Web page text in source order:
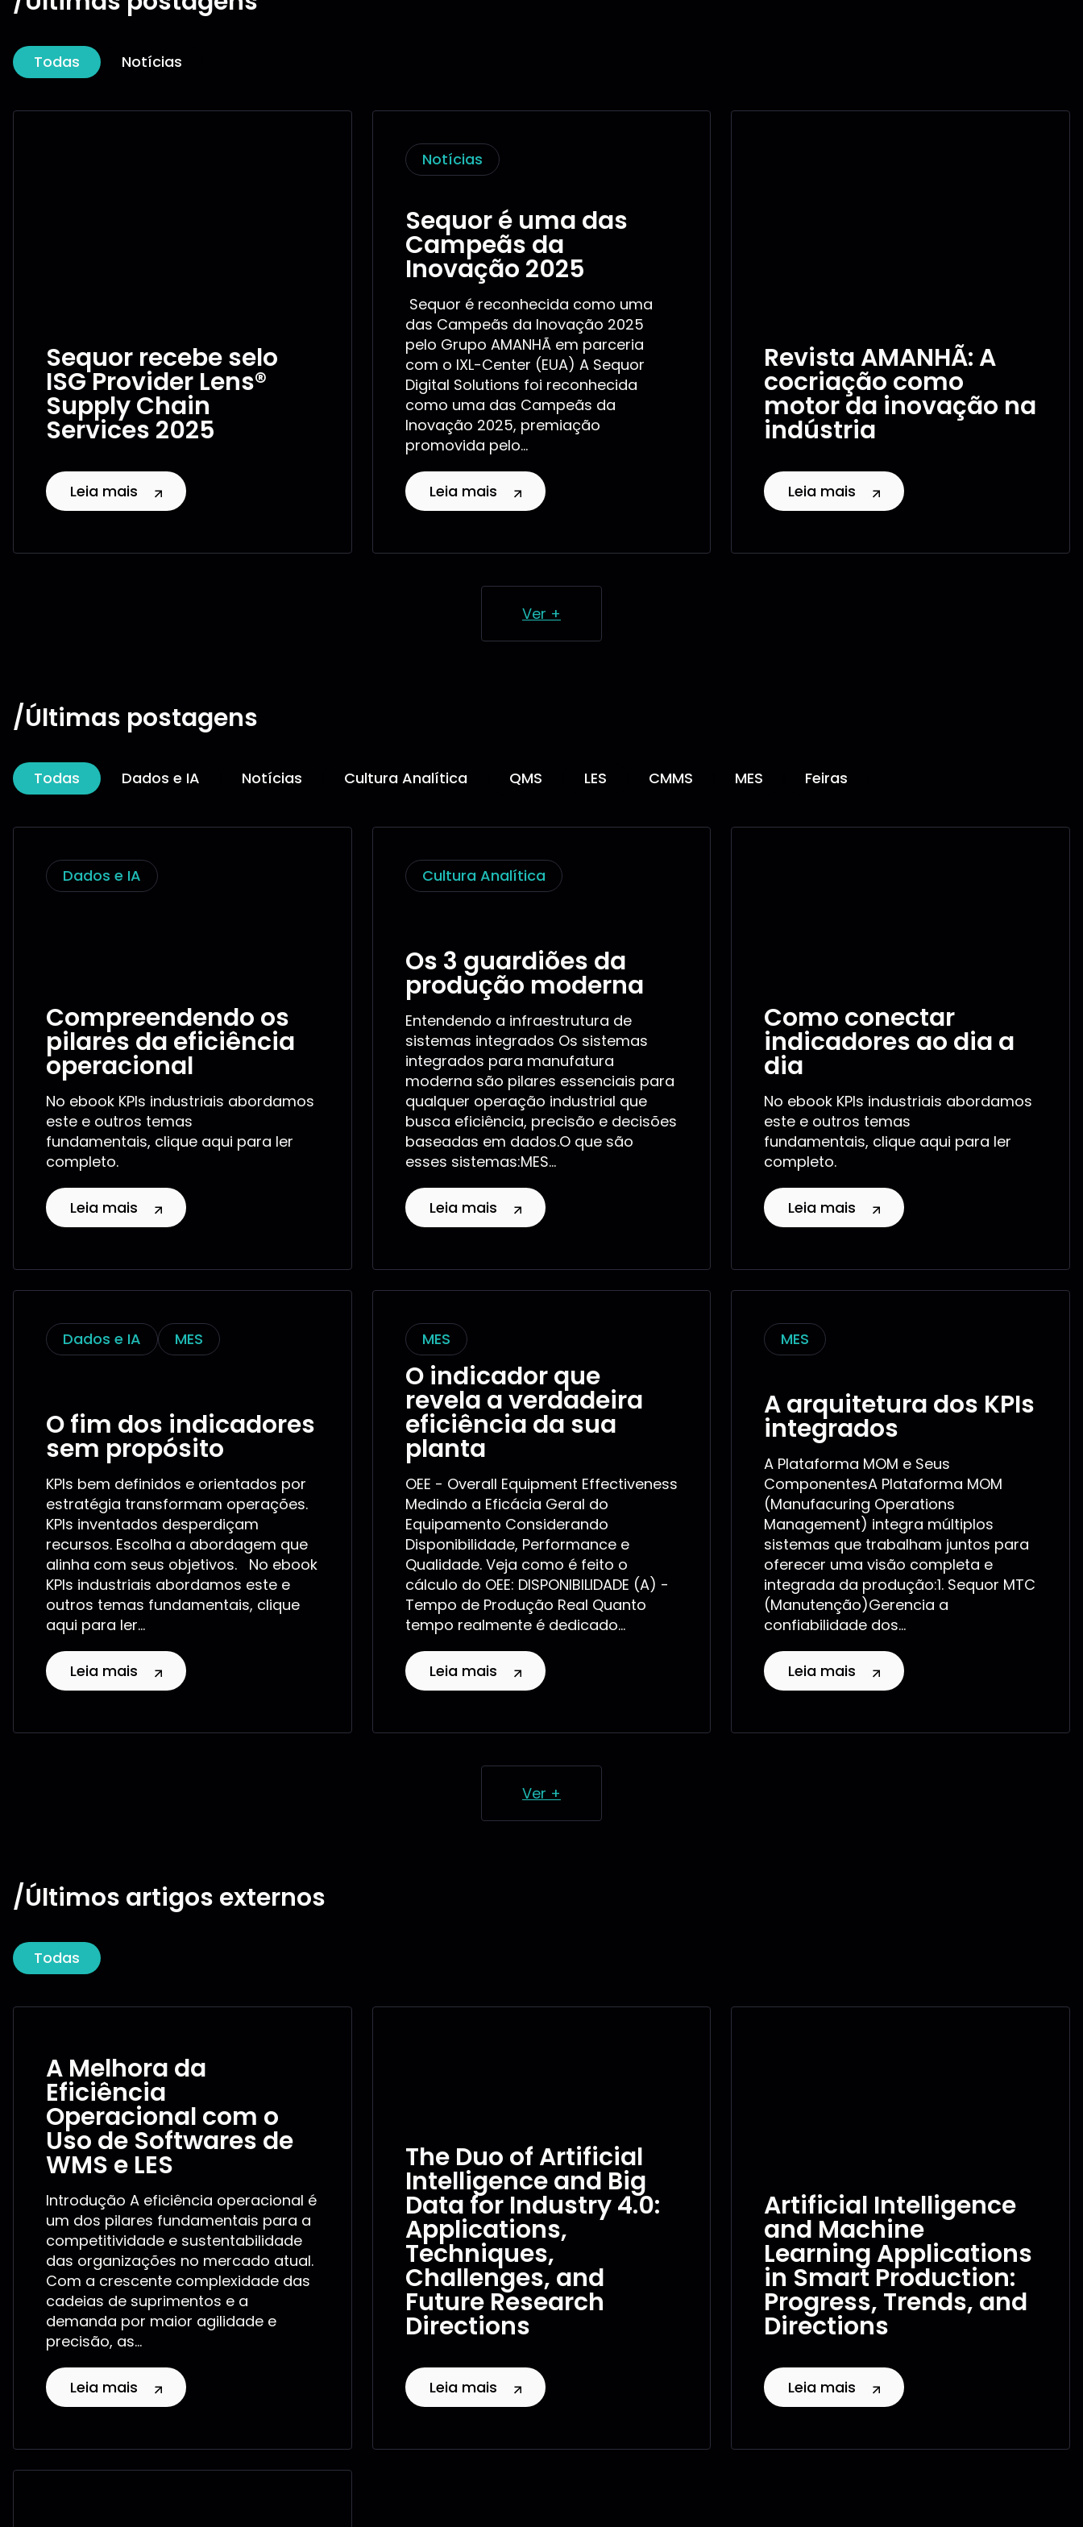
Todas Notícias
Sequor recebe selo
ISG Provider Lens®
Supply Chain
Services 2025
Leia mais
Notícias
Sequor é uma das
Campeãs da
Inovação 2025
Sequor é reconhecida como uma
das Campeãs da Inovação 2025
pelo Grupo AMANHÃ em parceria
com o IXL-Center (EUA) A Sequor
Digital Solutions foi reconhecida
como uma das Campeãs da
Inovação 2025, premiação
promovida pelo...
Leia mais
Revista AMANHÃ: A
cocriação como
motor da inovação na
indústria
Leia mais
Ver +
/Últimas postagens
Todas Dados e IA Notícias Cultura Analítica QMS LES CMMS MES Feiras
Dados e IA
Compreendendo os
pilares da eficiência
operacional
No ebook KPIs industriais abordamos
este e outros temas
fundamentais, clique aqui para ler
completo.
Leia mais
Cultura Analítica
Os 3 guardiões da
produção moderna
Entendendo a infraestrutura de
sistemas integrados Os sistemas
integrados para manufatura
moderna são pilares essenciais para
qualquer operação industrial que
busca eficiência, precisão e decisões
baseadas em dados.O que são
esses sistemas:MES...
Leia mais
Como conectar
indicadores ao dia a
dia
No ebook KPIs industriais abordamos
este e outros temas
fundamentais, clique aqui para ler
completo.
Leia mais
Dados e IA MES
O fim dos indicadores
sem propósito
KPIs bem definidos e orientados por
estratégia transformam operações.
KPIs inventados desperdiçam
recursos. Escolha a abordagem que
alinha com seus objetivos. No ebook
KPIs industriais abordamos este e
outros temas fundamentais, clique
aqui para ler...
Leia mais
MES
O indicador que
revela a verdadeira
eficiência da sua
planta
OEE - Overall Equipment Effectiveness
Medindo a Eficácia Geral do
Equipamento Considerando
Disponibilidade, Performance e
Qualidade. Veja como é feito o
cálculo do OEE: DISPONIBILIDADE (A) -
Tempo de Produção Real Quanto
tempo realmente é dedicado...
Leia mais
MES
A arquitetura dos KPIs
integrados
A Plataforma MOM e Seus
ComponentesA Plataforma MOM
(Manufacuring Operations
Management) integra múltiplos
sistemas que trabalham juntos para
oferecer uma visão completa e
integrada da produção:1. Sequor MTC
(Manutenção)Gerencia a
confiabilidade dos...
Leia mais
Ver +
/Últimos artigos externos
Todas
A Melhora da
Eficiência
Operacional com o
Uso de Softwares de
WMS e LES
Introdução A eficiência operacional é
um dos pilares fundamentais para a
competitividade e sustentabilidade
das organizações no mercado atual.
Com a crescente complexidade das
cadeias de suprimentos e a
demanda por maior agilidade e
precisão, as...
Leia mais
The Duo of Artificial
Intelligence and Big
Data for Industry 4.0:
Applications,
Techniques,
Challenges, and
Future Research
Directions
Leia mais
Artificial Intelligence
and Machine
Learning Applications
in Smart Production:
Progress, Trends, and
Directions
Leia mais